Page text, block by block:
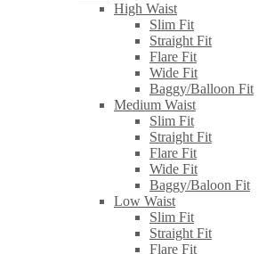
High Waist
Slim Fit
Straight Fit
Flare Fit
Wide Fit
Baggy/Balloon Fit
Medium Waist
Slim Fit
Straight Fit
Flare Fit
Wide Fit
Baggy/Baloon Fit
Low Waist
Slim Fit
Straight Fit
Flare Fit